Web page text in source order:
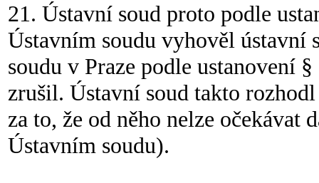
21. Ústavní soud proto podle
Ústavním soudu vyhověl ústavní
soudu v Praze podle ustanovení
zrušil. Ústavní soud takto
za to, že od něho nelze očekávat
Ústavním soudu).